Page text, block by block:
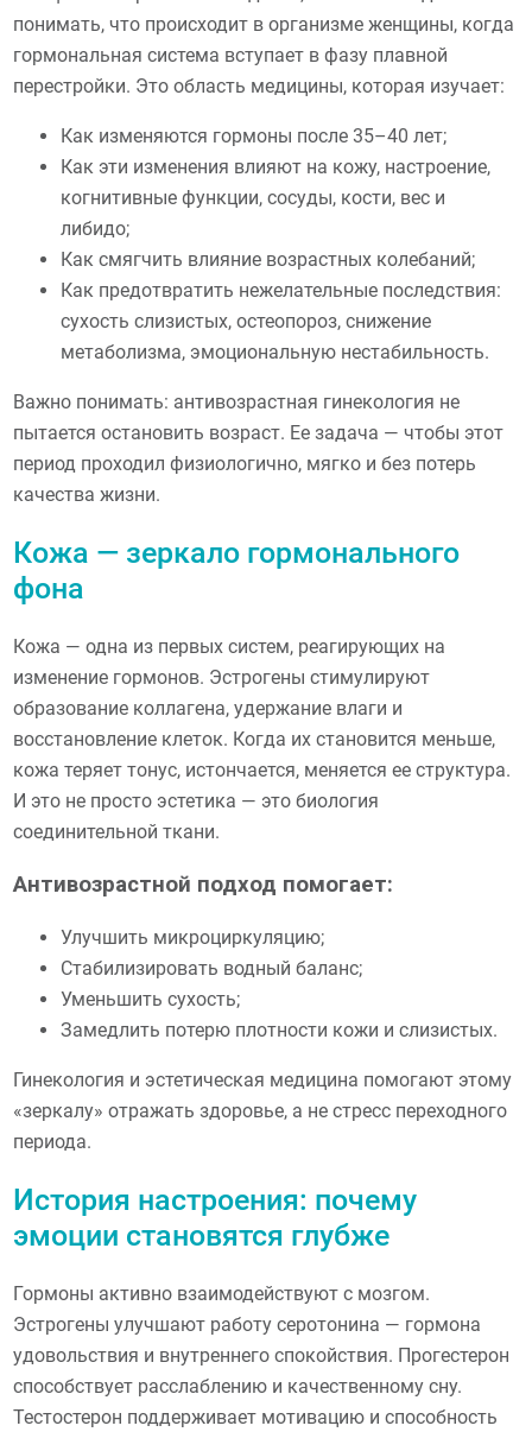
понимать, что происходит в организме женщины, когда
гормональная система вступает в фазу плавной
перестройки. Это область медицины, которая изучает:
Как изменяются гормоны после 35–40 лет;
Как эти изменения влияют на кожу, настроение,
когнитивные функции, сосуды, кости, вес и
либидо;
Как смягчить влияние возрастных колебаний;
Как предотвратить нежелательные последствия:
сухость слизистых, остеопороз, снижение
метаболизма, эмоциональную нестабильность.
Важно понимать: антивозрастная гинекология не
пытается остановить возраст. Ее задача — чтобы этот
период проходил физиологично, мягко и без потерь
качества жизни.
Кожа — зеркало гормонального
фона
Кожа — одна из первых систем, реагирующих на
изменение гормонов. Эстрогены стимулируют
образование коллагена, удержание влаги и
восстановление клеток. Когда их становится меньше,
кожа теряет тонус, истончается, меняется ее структура.
И это не просто эстетика — это биология
соединительной ткани.
Антивозрастной подход помогает:
Улучшить микроциркуляцию;
Стабилизировать водный баланс;
Уменьшить сухость;
Замедлить потерю плотности кожи и слизистых.
Гинекология и эстетическая медицина помогают этому
«зеркалу» отражать здоровье, а не стресс переходного
периода.
История настроения: почему
эмоции становятся глубже
Гормоны активно взаимодействуют с мозгом.
Эстрогены улучшают работу серотонина — гормона
удовольствия и внутреннего спокойствия. Прогестерон
способствует расслаблению и качественному сну.
Тестостерон поддерживает мотивацию и способность